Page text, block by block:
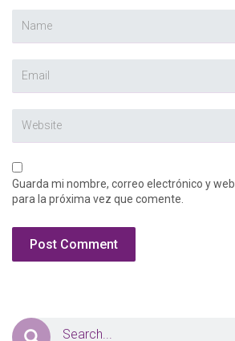
Guarda mi nombre, correo electrónico y
para la próxima vez que comente.